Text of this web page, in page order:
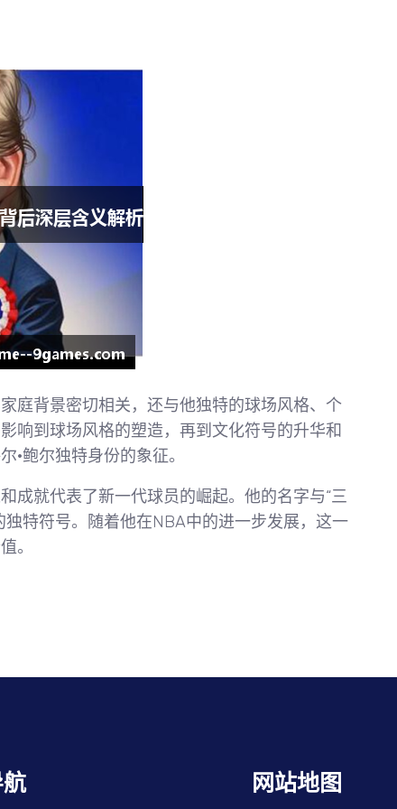
庭背景密切相关，还与他独特的球场风格、个
响到球场风格的塑造，再到文化符号的升华和
·鲍尔独特身份的象征。
成就代表了新一代球员的崛起。他的名字与“三
特符号。随着他在NBA中的进一步发展，这一
。
网站地图